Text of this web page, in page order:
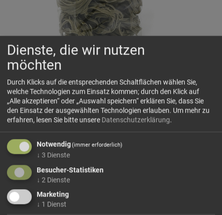
Südtiroler Bärlauch Fettuccine
Eggerhof
Feine Fettuccine mit aromatischem Bärlauch aus dem
Eggerhof in Südtirol. Der würzige, leicht knoblauchähnliche
Geschmack des Bärlauchs verleiht den Nudeln eine frische,
Tipps für mögliche Zubereitungsarten:
mit...
mehr Infos +
Dienste, die wir nutzen
möchten
Durch Klicks auf die entsprechenden Schaltflächen wählen Sie,
welche Technologien zum Einsatz kommen; durch den Klick auf
„Alle akzeptieren“ oder „Auswahl speichern“ erklären Sie, dass Sie
den Einsatz der ausgewählten Technologien erlauben. Um mehr zu
erfahren, lesen Sie bitte unsere Datenschutzerklärung.
Notwendig(immer erforderlich)
↓ 3 Dienste
Besucher-Statistiken
↓ 2 Dienste
Marketing
↓ 1 Dienst